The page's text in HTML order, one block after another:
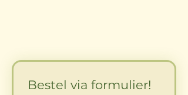
Bestel via formulier!